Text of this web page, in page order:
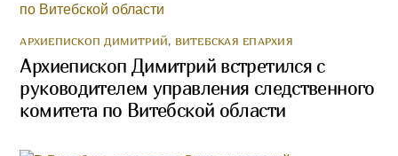
АРХИЕПИСКОП ДИМИТРИЙ, ВИТЕБСКАЯ ЕПАРХИЯ
Архиепископ Димитрий встретился с
руководителем управления следственного
комитета по Витебской области